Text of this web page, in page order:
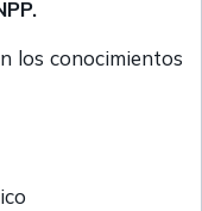
los conocimientos